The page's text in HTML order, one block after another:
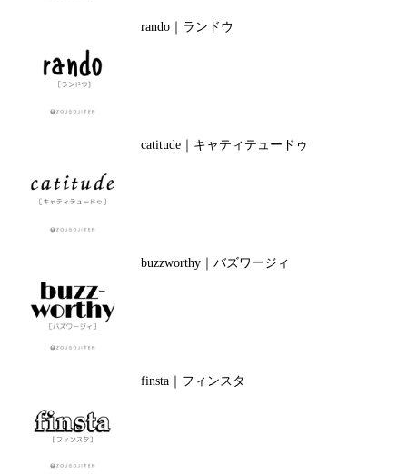
rando｜ランドウ
catitude｜キャティテュードゥ
buzzworthy｜バズワージィ
finsta｜フィンスタ